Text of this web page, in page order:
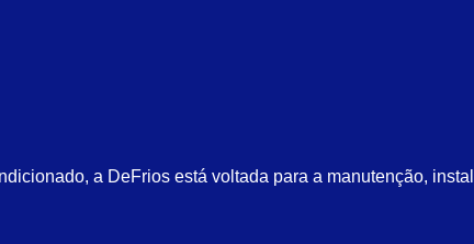
a DeFrios está voltada para a manutenção,